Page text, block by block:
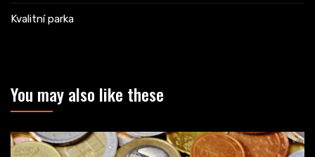
Kvalitní parka
You may also like these